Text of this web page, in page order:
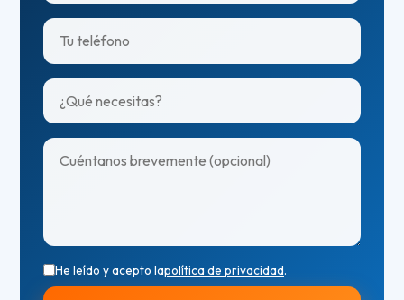
He leído y acepto lapolítica de privacidad.